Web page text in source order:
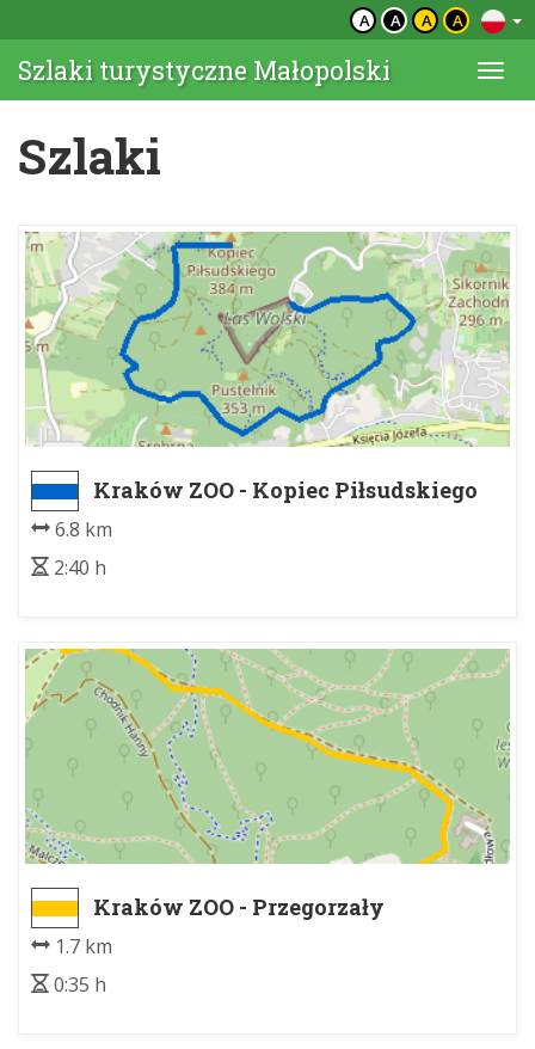
A A A A
Szlaki turystyczne Małopolski
Szlaki
Kraków ZOO - Kopiec Piłsudskiego
6.8 km
2:40 h
Kraków ZOO - Przegorzały
1.7 km
0:35 h